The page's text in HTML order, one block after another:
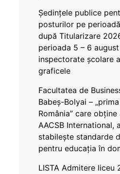
Ședințele publice
posturilor pe
după Titularizare
perioada 5 – 6
inspectorate școlare
graficele
Facultatea de
Babeș-Bolyai –
România” care
AACSB International,
stabilește standarde
pentru educația în
LISTA Admitere liceu